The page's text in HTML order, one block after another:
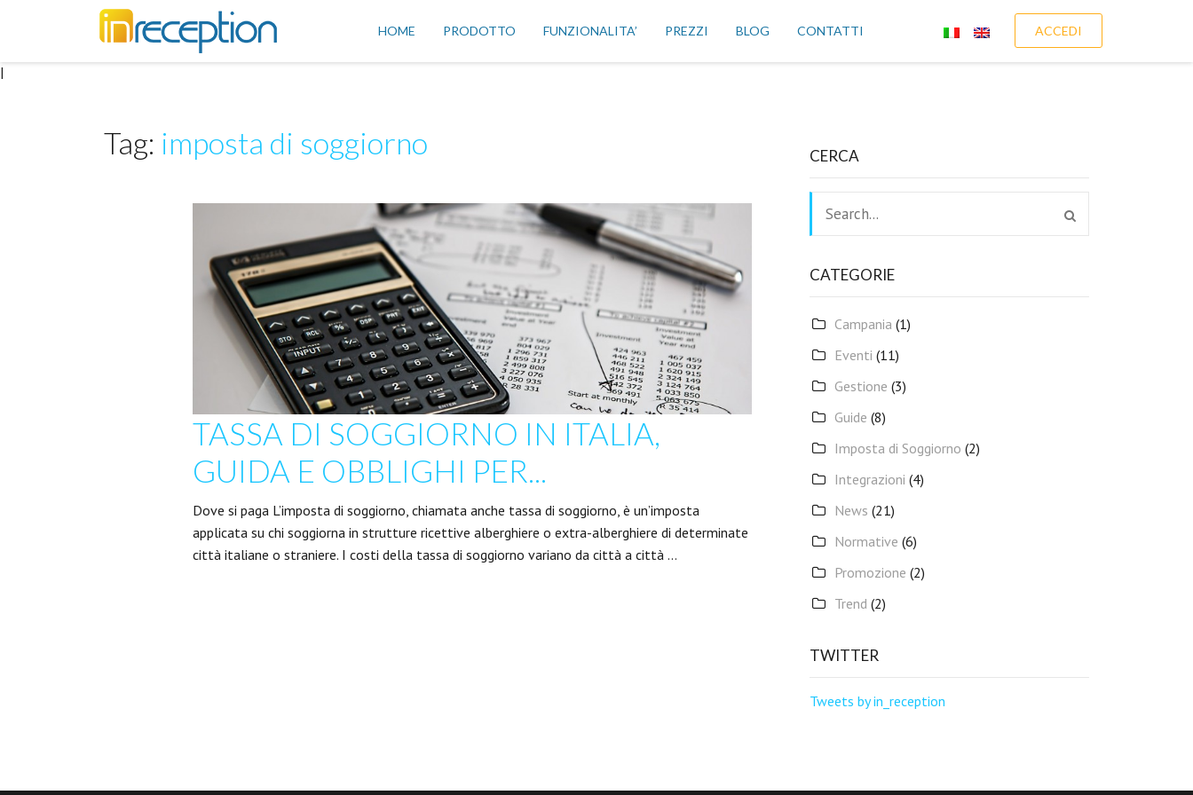
HOME PRODOTTO FUNZIONALITA’ PREZZI BLOG CONTATTI ACCEDI
|
Tag: imposta di soggiorno
TASSA DI SOGGIORNO IN ITALIA,
GUIDA E OBBLIGHI PER...
Dove si paga L’imposta di soggiorno, chiamata anche tassa di soggiorno, è un’imposta
applicata su chi soggiorna in strutture ricettive alberghiere o extra-alberghiere di determinate
città italiane o straniere. I costi della tassa di soggiorno variano da città a città …
CERCA
CATEGORIE
Campania (1)
Eventi (11)
Gestione (3)
Guide (8)
Imposta di Soggiorno (2)
Integrazioni (4)
News (21)
Normative (6)
Promozione (2)
Trend (2)
TWITTER
Tweets by in_reception